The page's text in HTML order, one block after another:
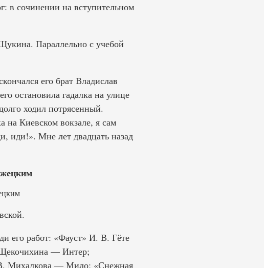
в сочинении на вступительном
Параллельно с учебой
его брат Владислав
остановила гадалка на улице
ходил потрясенный.
на Киевском вокзале, я сам
иди!». Мне лет двадцать назад
его работ: «Фауст» И. В. Гёте
— Интер;
Михалкова — Мило; «Снежная